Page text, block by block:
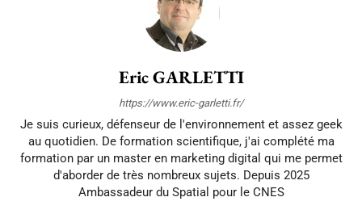
Eric GARLETTI
https://www.eric-garletti.fr/
Je suis curieux, défenseur de l'environnement et assez geek
au quotidien. De formation scientifique, j'ai complété ma
formation par un master en marketing digital qui me permet
d'aborder de très nombreux sujets. Depuis 2025
Ambassadeur du Spatial pour le CNES